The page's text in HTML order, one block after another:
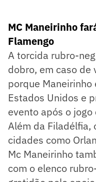
MC Maneirinho
Flamengo
A torcida rubro-
dobro, em caso
porque
Estados Unidos e
evento após o jogo
Além da Filadélfia,
cidades como
Mc Maneirinho
com o elenco